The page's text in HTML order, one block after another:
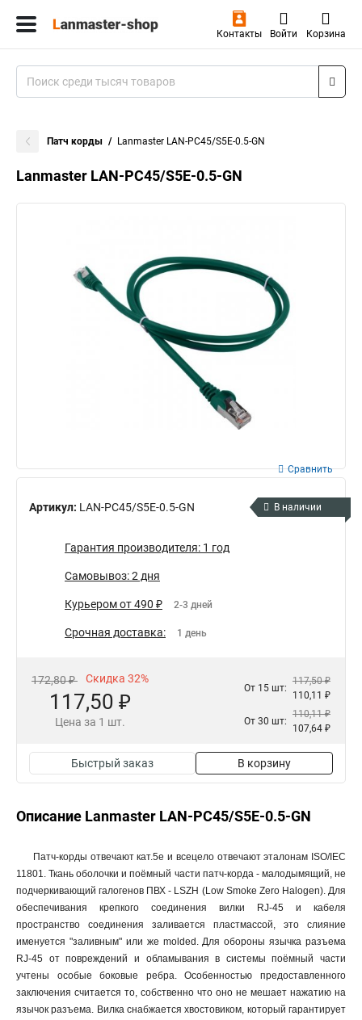
Контакты Войти Корзина
Патч корды Lanmaster LAN-PC45/S5E-0.5-GN
Lanmaster LAN-PC45/S5E-0.5-GN
Артикул: LAN-PC45/S5E-0.5-GN
Сравнить
В наличии
Гарантия производителя: 1 год
Самовывоз: 2 дня
Курьером от 490 ₽ 2-3 дней
Срочная доставка: 1 день
172,80 ₽ Скидка 32%
117,50 ₽
Цена за 1 шт.
От 15 шт:
117,50 ₽
110,11 ₽
От 30 шт:
110,11 ₽
107,64 ₽
Быстрый заказ В корзину
Описание Lanmaster LAN-PC45/S5E-0.5-GN
Патч-корды отвечают кат.5е и всецело отвечают эталонам ISO/IEC
11801. Ткань оболочки и поёмный части патч-корда - малодымящий, не
подчеркивающий галогенов ПВХ - LSZH (Low Smoke Zero Halogen). Для
обеспечивания крепкого соединения вилки RJ-45 и кабеля
пространство соединения заливается пластмассой, это слияние
именуется "заливным" или же molded. Для обороны язычка разъема
RJ-45 от повреждений и обламывания в системы поёмный части
учтены особые боковые ребра. Особенностью предоставленного
заключения считается то, собственно что оно не мешает нажатию на
язычок разъема. Вилка снабжается хвостовиком, который гарантирует